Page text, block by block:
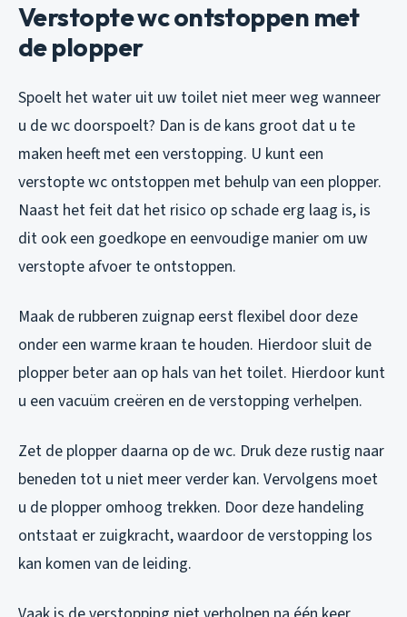
Verstopte wc ontstoppen met
de plopper
Spoelt het water uit uw toilet niet meer weg wanneer
u de wc doorspoelt? Dan is de kans groot dat u te
maken heeft met een verstopping. U kunt een
verstopte wc ontstoppen met behulp van een plopper.
Naast het feit dat het risico op schade erg laag is, is
dit ook een goedkope en eenvoudige manier om uw
verstopte afvoer te ontstoppen.
Maak de rubberen zuignap eerst flexibel door deze
onder een warme kraan te houden. Hierdoor sluit de
plopper beter aan op hals van het toilet. Hierdoor kunt
u een vacuüm creëren en de verstopping verhelpen.
Zet de plopper daarna op de wc. Druk deze rustig naar
beneden tot u niet meer verder kan. Vervolgens moet
u de plopper omhoog trekken. Door deze handeling
ontstaat er zuigkracht, waardoor de verstopping los
kan komen van de leiding.